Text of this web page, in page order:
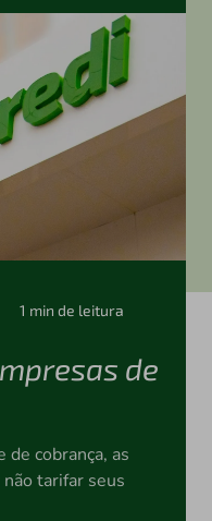
1 min de leitura
de
de cobrança, as
tarifar seus